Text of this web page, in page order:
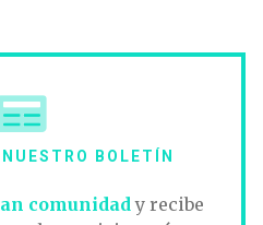
BOLETÍN
comunidady recibe